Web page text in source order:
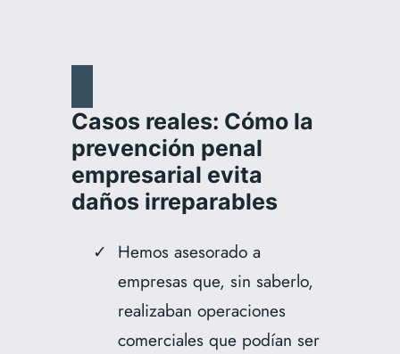
Casos reales: Cómo la
prevención penal
empresarial evita
daños irreparables
Hemos asesorado a
empresas que, sin saberlo,
realizaban operaciones
comerciales que podían ser